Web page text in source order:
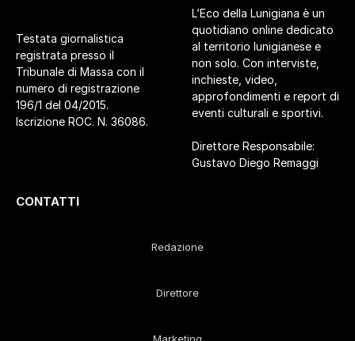
Testata giornalistica
registrata presso il
Tribunale di Massa con il
numero di registrazione
196/1 del 04/2015.
Iscrizione ROC. N. 36086.
L’Eco della Lunigiana è un
quotidiano online dedicato
al territorio lunigianese e
non solo. Con interviste,
inchieste, video,
approfondimenti e report di
eventi culturali e sportivi.
Direttore Responsabile:
Gustavo Diego Remaggi
CONTATTI
Redazione
Direttore
Marketing